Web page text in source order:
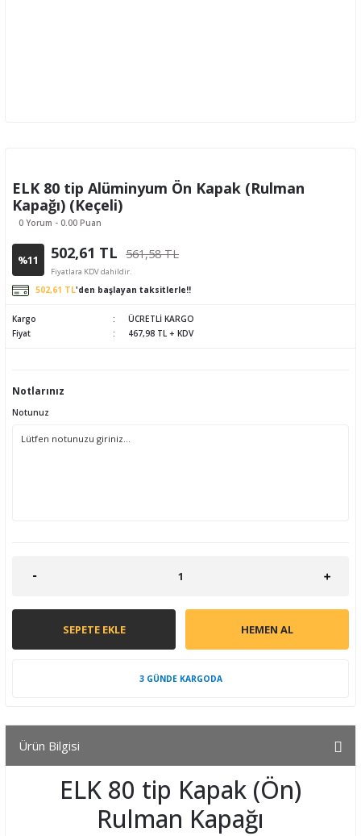
ELK 80 tip Alüminyum Ön Kapak (Rulman
Kapağı) (Keçeli)
0 Yorum - 0.00 Puan
%11 502,61 TL 561,58 TL
Fiyatlara KDV dahildir.
502,61 TL'den başlayan taksitlerle!!
Kargo
ÜCRETLİ KARGO
Fiyat
467,98 TL + KDV
Notlarınız
Notunuz
SEPETE EKLE HEMEN AL
3 GÜNDE KARGODA
Ürün Bilgisi
ELK 80 tip Kapak (Ön)
Rulman Kapağı